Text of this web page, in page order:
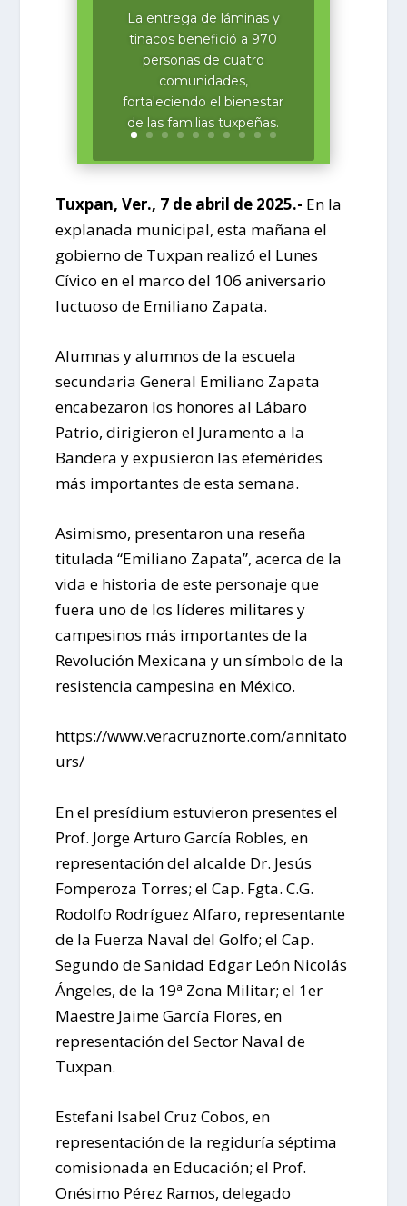
La entrega de láminas y
tinacos benefició a 970
personas de cuatro
comunidades,
fortaleciendo el bienestar
de las familias tuxpeñas.
Tuxpan, Ver., 7 de abril de 2025.- En la
explanada municipal, esta mañana el
gobierno de Tuxpan realizó el Lunes
Cívico en el marco del 106 aniversario
luctuoso de Emiliano Zapata.
Alumnas y alumnos de la escuela
secundaria General Emiliano Zapata
encabezaron los honores al Lábaro
Patrio, dirigieron el Juramento a la
Bandera y expusieron las efemérides
más importantes de esta semana.
Asimismo, presentaron una reseña
titulada “Emiliano Zapata”, acerca de la
vida e historia de este personaje que
fuera uno de los líderes militares y
campesinos más importantes de la
Revolución Mexicana y un símbolo de la
resistencia campesina en México.
https://www.veracruznorte.com/annitato
urs/
En el presídium estuvieron presentes el
Prof. Jorge Arturo García Robles, en
representación del alcalde Dr. Jesús
Fomperoza Torres; el Cap. Fgta. C.G.
Rodolfo Rodríguez Alfaro, representante
de la Fuerza Naval del Golfo; el Cap.
Segundo de Sanidad Edgar León Nicolás
Ángeles, de la 19ª Zona Militar; el 1er
Maestre Jaime García Flores, en
representación del Sector Naval de
Tuxpan.
Estefani Isabel Cruz Cobos, en
representación de la regiduría séptima
comisionada en Educación; el Prof.
Onésimo Pérez Ramos, delegado